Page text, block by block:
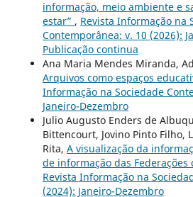
informação, meio ambiente e
estar” , Revista Informação na
Contemporânea: v. 10 (2026):
Publicação continua
Ana Maria Mendes Miranda,
Arquivos como espaços
Informação na Sociedade
Janeiro-Dezembro
Julio Augusto Enders de
Bittencourt, Jovino Pinto Filho,
Rita, A visualização da
de informação das
Revista Informação na
(2024): Janeiro-Dezembro